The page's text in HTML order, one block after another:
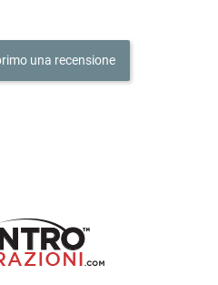
una recensione